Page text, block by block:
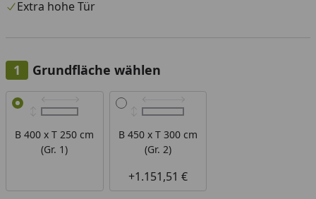
Extra hohe Tür
Grundfläche wählen
Alle anzeigen (2)
B 400 x T 250 cm
(Gr. 1)
B 450 x T 300 cm
(Gr. 2)
+1.151,51 €